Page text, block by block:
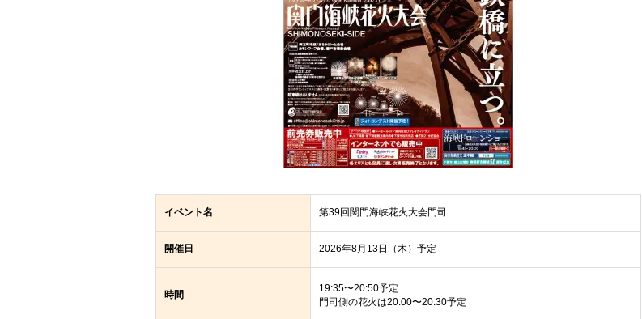
イベント名 第39回関門海峡花火大会門司
開催日 2026年8月13日（木）予定
時間
19:35〜20:50予定
門司側の花火は20:00〜20:30予定